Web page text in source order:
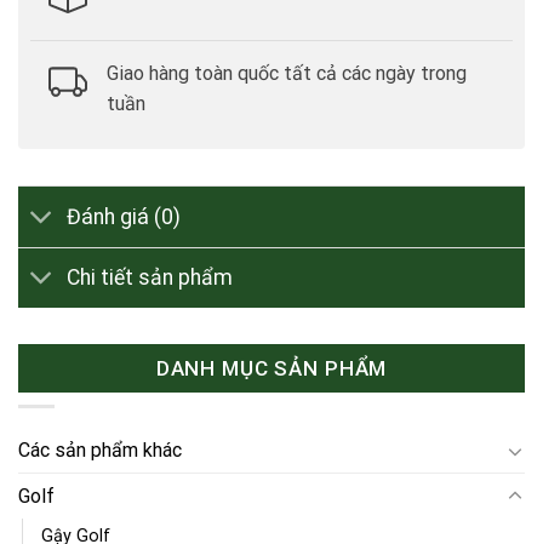
Giao hàng toàn quốc tất cả các ngày trong
tuần
Đánh giá (0)
Chi tiết sản phẩm
DANH MỤC SẢN PHẨM
Các sản phẩm khác
Golf
Gậy Golf